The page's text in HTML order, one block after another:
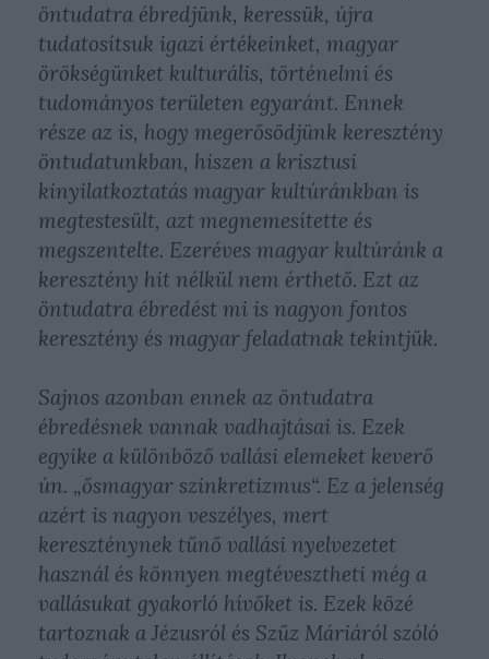
öntudatra ébredjünk, keressük, újra
tudatosítsuk igazi értékeinket, magyar
örökségünket kulturális, történelmi és
tudományos területen egyaránt. Ennek
része az is, hogy megerősödjünk keresztény
öntudatunkban, hiszen a krisztusi
kinyilatkoztatás magyar kultúránkban is
megtestesült, azt megnemesítette és
megszentelte. Ezeréves magyar kultúránk a
keresztény hit nélkül nem érthető. Ezt az
öntudatra ébredést mi is nagyon fontos
keresztény és magyar feladatnak tekintjük.
Sajnos azonban ennek az öntudatra
ébredésnek vannak vadhajtásai is. Ezek
egyike a különböző vallási elemeket keverő
ún. „ősmagyar szinkretizmus“. Ez a jelenség
azért is nagyon veszélyes, mert
kereszténynek tűnő vallási nyelvezetet
használ és könnyen megtévesztheti még a
vallásukat gyakorló hívőket is. Ezek közé
tartoznak a Jézusról és Szűz Máriáról szóló